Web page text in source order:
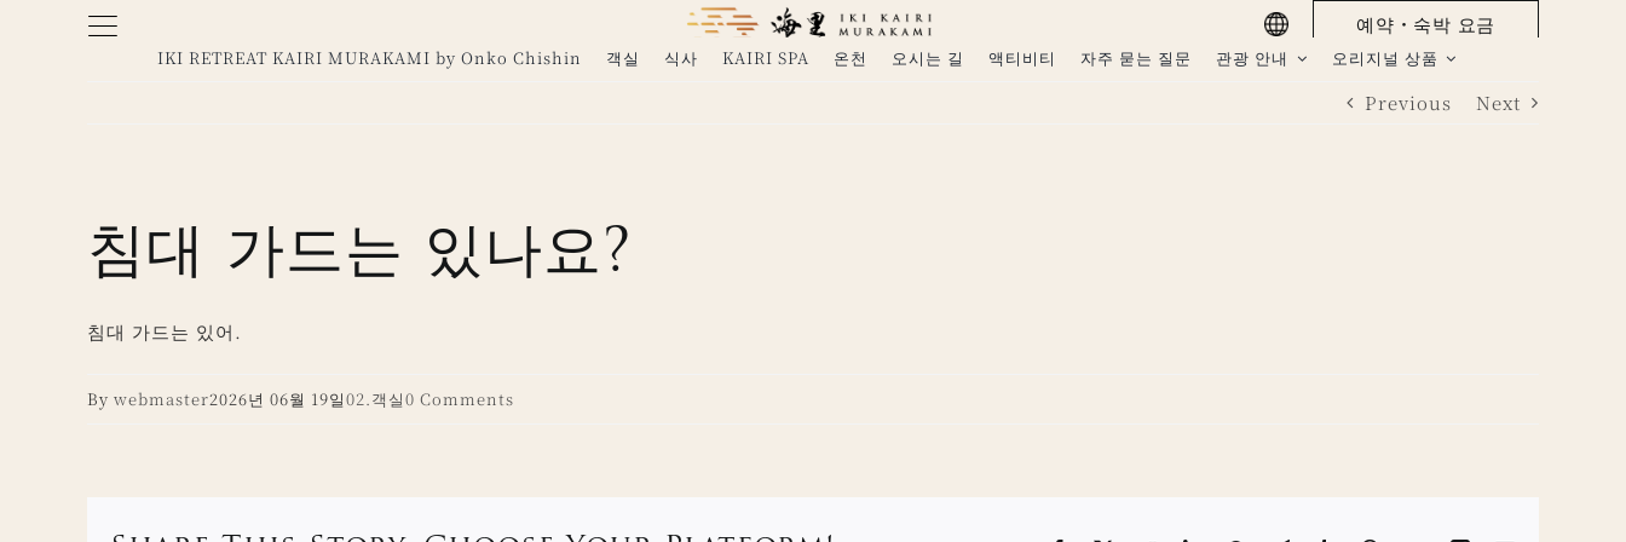
예약・숙박 요금
IKI RETREAT KAIRI MURAKAMI by Onko Chishin 객실 식사 KAIRI SPA 온천 오시는 길 액티비티 자주 묻는 질문 관광 안내 오리지널 상품
Previous Next
침대 가드는 있나요?
침대 가드는 있어.
By webmaster2026년 06월 19일02.객실0 Comments